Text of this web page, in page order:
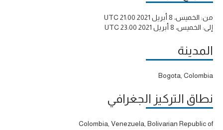
من: الخميس، 8 أبريل 2021 21:00 UTC
إلى: الخميس، 8 أبريل 2021 23:00 UTC
المدينة
Bogota, Colombia
نطاق التركيز الجغرافي
Colombia, Venezuela, Bolivarian Republic of